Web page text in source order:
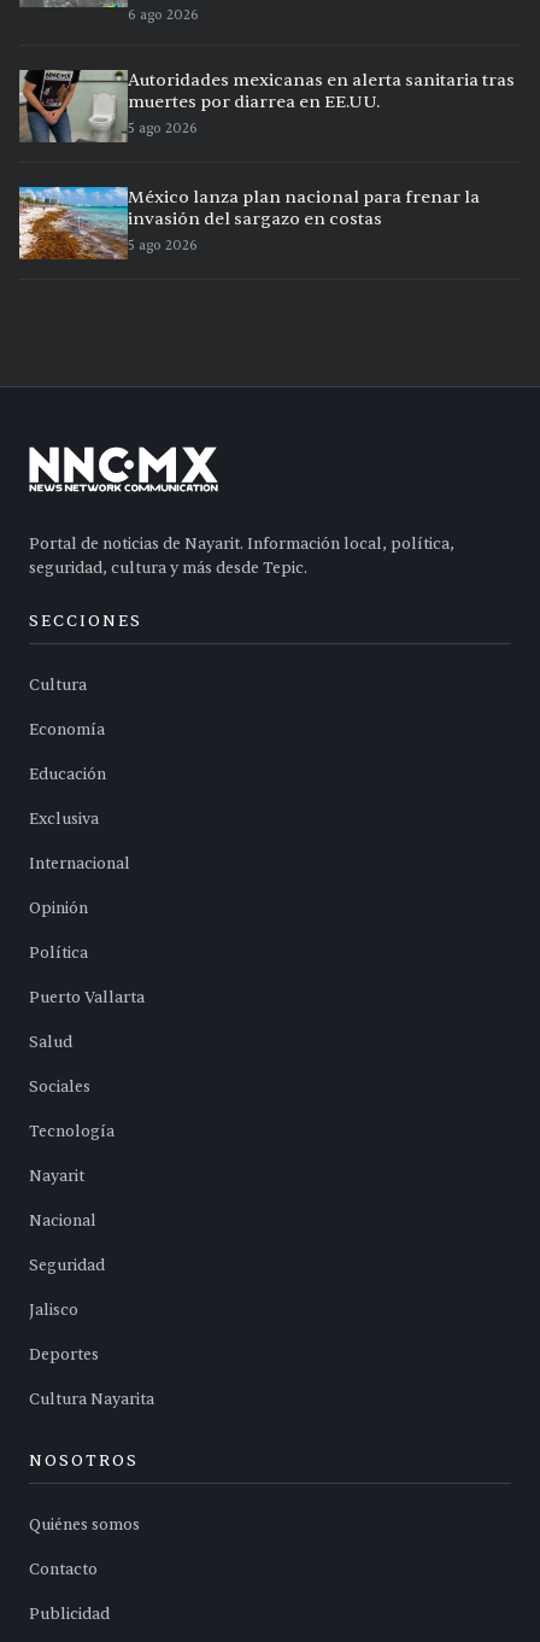
6 ago 2026
Autoridades mexicanas en alerta sanitaria tras
muertes por diarrea en EE.UU.
5 ago 2026
México lanza plan nacional para frenar la
invasión del sargazo en costas
5 ago 2026
Portal de noticias de Nayarit. Información local, política,
seguridad, cultura y más desde Tepic.
SECCIONES
Cultura
Economía
Educación
Exclusiva
Internacional
Opinión
Política
Puerto Vallarta
Salud
Sociales
Tecnología
Nayarit
Nacional
Seguridad
Jalisco
Deportes
Cultura Nayarita
NOSOTROS
Quiénes somos
Contacto
Publicidad